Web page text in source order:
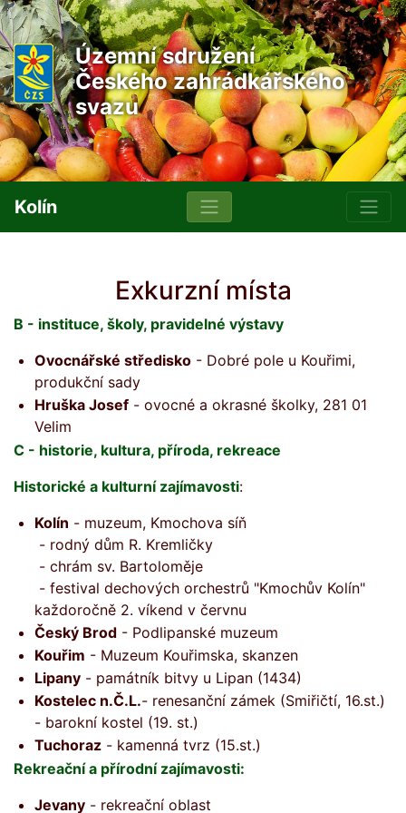
Územní sdružení
Českého zahrádkářského
svazu
Kolín
Exkurzní místa
B - instituce, školy, pravidelné výstavy
Ovocnářské středisko - Dobré pole u Kouřimi,
produkční sady
Hruška Josef - ovocné a okrasné školky, 281 01
Velim
C - historie, kultura, příroda, rekreace
Historické a kulturní zajímavosti:
Kolín - muzeum, Kmochova síň
- rodný dům R. Kremličky
- chrám sv. Bartoloměje
- festival dechových orchestrů "Kmochův Kolín"
každoročně 2. víkend v červnu
Český Brod - Podlipanské muzeum
Kouřim - Muzeum Kouřimska, skanzen
Lipany - památník bitvy u Lipan (1434)
Kostelec n.Č.L.- renesanční zámek (Smiřičtí, 16.st.)
- barokní kostel (19. st.)
Tuchoraz - kamenná tvrz (15.st.)
Rekreační a přírodní zajímavosti:
Jevany - rekreační oblast